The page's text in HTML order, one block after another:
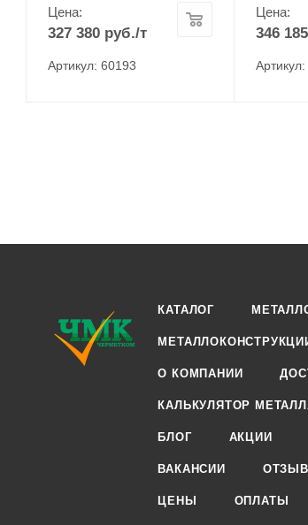
Цена:
327 380 руб./т
Артикул: 60193
Цена:
346 185
КАТАЛОГ
О КОМПАНИИ
КАЛЬКУЛЯТОР
БЛОГ АКЦИИ
ВАКАНСИИ
ЦЕНЫ ОПЛАТЫ